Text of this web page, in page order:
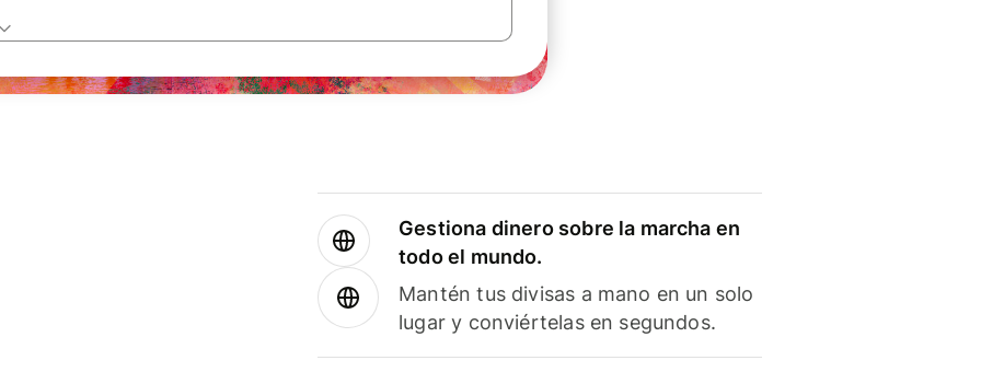
Gestiona dinero sobre la marcha en
todo el mundo.
Mantén tus divisas a mano en un solo
lugar y conviértelas en segundos.